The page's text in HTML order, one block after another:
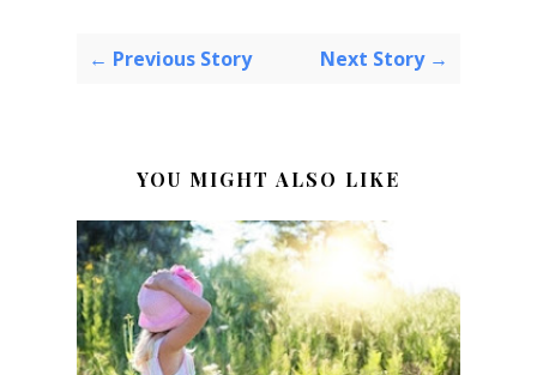
← Previous Story Next Story →
YOU MIGHT ALSO LIKE